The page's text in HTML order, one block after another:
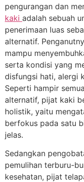
pengurangan dan
kaki adalah sebuah
penerimaan luas
alternatif.
mampu
serta kondisi yang
disfungsi hati, alergi
Seperti hampir
alternatif, pijat kaki
holistik, yaitu
berfokus pada satu
jelas.
Sedangkan
pemulihan terburu-
kesehatan, pijat